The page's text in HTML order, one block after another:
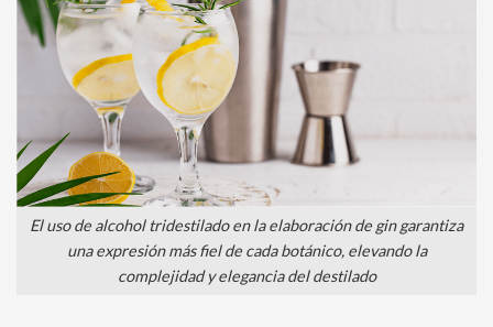
El uso de alcohol tridestilado en la elaboración de gin garantiza
una expresión más fiel de cada botánico, elevando la
complejidad y elegancia del destilado